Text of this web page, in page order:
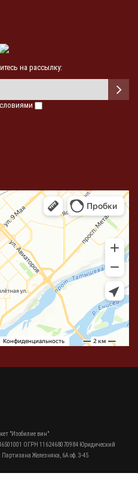
на рассылку:
"Изобилие вин"
ОГРН 1162468070984 Юридический
Партизана Железняка, 6А оф. 3-45